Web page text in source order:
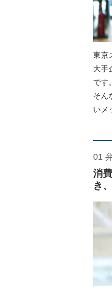
東京
大手
です。
そん
いメ
01
消
き